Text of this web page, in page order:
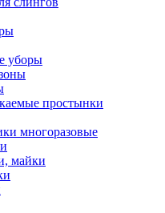
уборы
простынки
многоразовые
майки